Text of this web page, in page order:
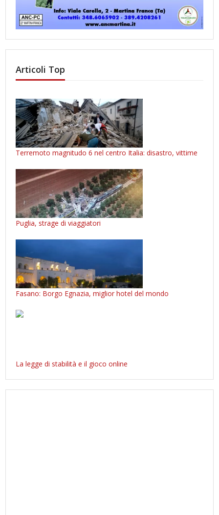
Articoli Top
Terremoto magnitudo 6 nel centro Italia: disastro, vittime
Puglia, strage di viaggiatori
Fasano: Borgo Egnazia, miglior hotel del mondo
La legge di stabilità e il gioco online